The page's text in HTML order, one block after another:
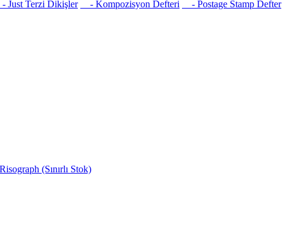
Just Terzi Dikişler - Kompozisyon Defteri
- Postage Stamp Defter
(Sınırlı Stok)